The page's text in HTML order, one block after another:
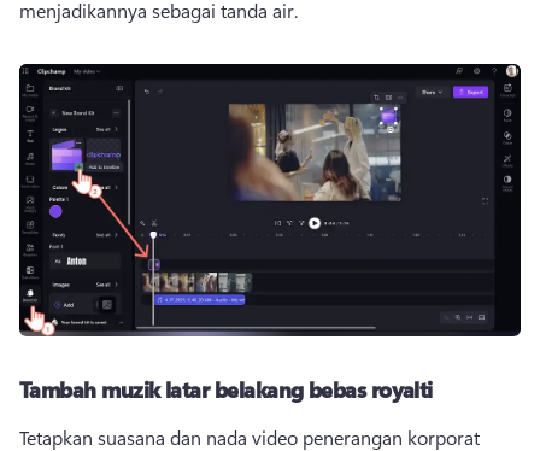
menjadikannya sebagai tanda air.
Tambah muzik latar belakang bebas royalti
Tetapkan suasana dan nada video penerangan korporat